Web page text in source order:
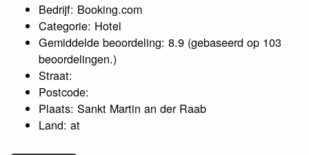
Bedrijf: Booking.com
Categorie: Hotel
Gemiddelde beoordeling: 8.9 (gebaseerd op 103
beoordelingen.)
Straat:
Postcode:
Plaats: Sankt Martin an der Raab
Land: at